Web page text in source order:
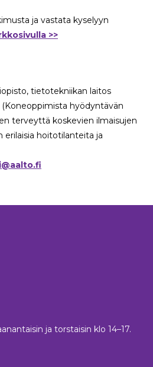
ja vastata kyselyyn
>>
tietotekniikan laitos
hyödyntävän
terveyttä koskevien ilmaisujen
hoitotilanteita ja
ja torstaisin klo 14–17.